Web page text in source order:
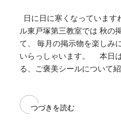
日に日に寒くなっていま
ル東戸塚第三教室では 秋の
て、 毎月の掲示物を楽しみ
いらっしゃいます。 本日
る、ご褒美シールについて
つづきを読む